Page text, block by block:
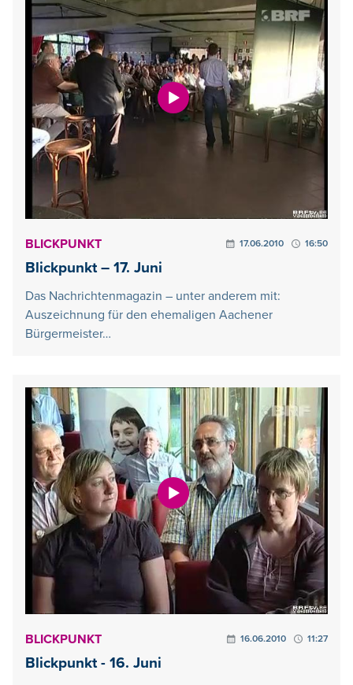
BLICKPUNKT 17.06.2010 16:50
Blickpunkt – 17. Juni
Das Nachrichtenmagazin – unter anderem mit:
Auszeichnung für den ehemaligen Aachener
Bürgermeister…
BLICKPUNKT 16.06.2010 11:27
Blickpunkt - 16. Juni